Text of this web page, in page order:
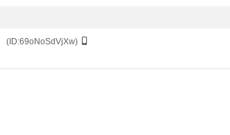
(ID:69oNoSdVjXw)